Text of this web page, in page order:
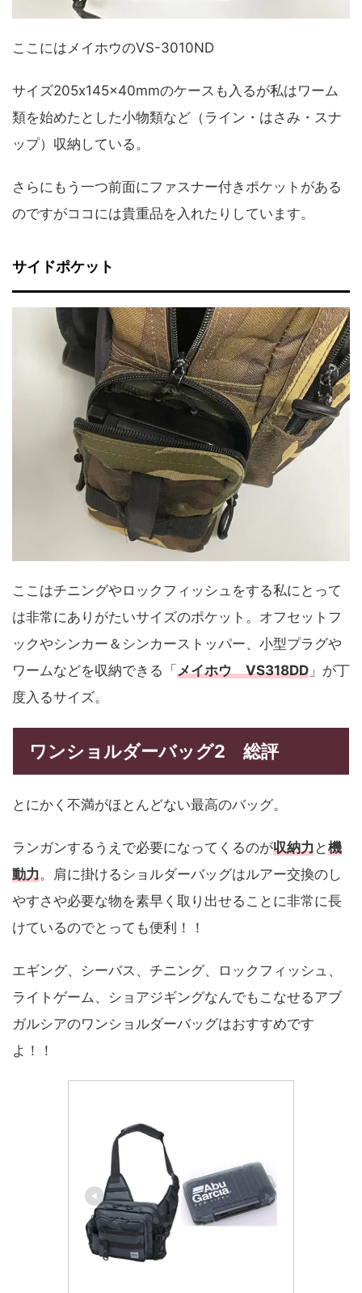
ここにはメイホウのVS-3010ND
サイズ205x145x40mmのケースも入るが私はワーム
類を始めたとした小物類など（ライン・はさみ・スナ
ップ）収納している。
さらにもう一つ前面にファスナー付きポケットがある
のですがココには貴重品を入れたりしています。
サイドポケット
ここはチニングやロックフィッシュをする私にとって
は非常にありがたいサイズのポケット。オフセットフ
ックやシンカー＆シンカーストッパー、小型プラグや
ワームなどを収納できる「メイホウ VS318DD 」が丁
度入るサイズ。
ワンショルダーバッグ2 総評
とにかく不満がほとんどない最高のバッグ。
ランガンするうえで必要になってくるのが収納力と機
動力。肩に掛けるショルダーバッグはルアー交換のし
やすさや必要な物を素早く取り出せることに非常に長
けているのでとっても便利！！
エギング、シーバス、チニング、ロックフィッシュ、
ライトゲーム、ショアジギングなんでもこなせるアブ
ガルシアのワンショルダーバッグはおすすめです
よ！！